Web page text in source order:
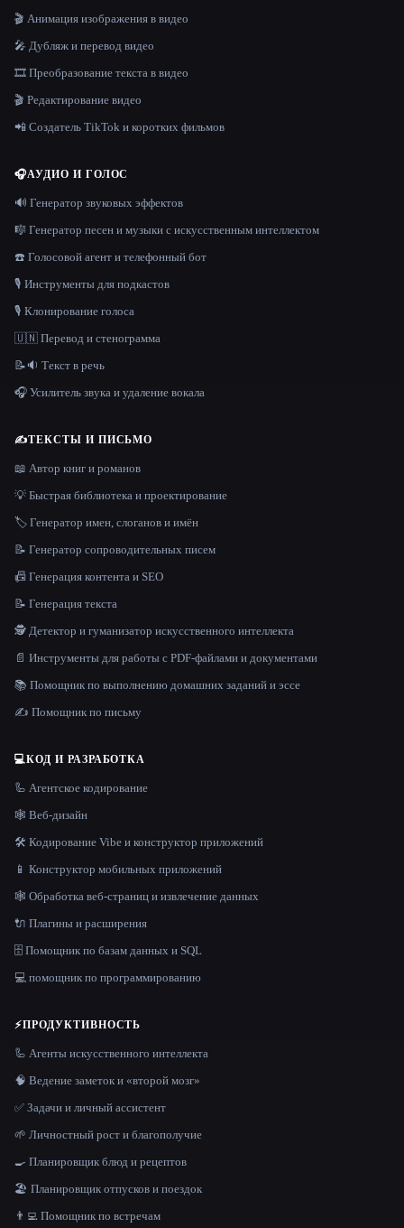
🎬 Анимация изображения в видео
🎤 Дубляж и перевод видео
🎞️ Преобразование текста в видео
🎬 Редактирование видео
📲 Создатель TikTok и коротких фильмов
🎧АУДИО И ГОЛОС
🔊 Генератор звуковых эффектов
🎼 Генератор песен и музыки с искусственным интеллектом
☎️ Голосовой агент и телефонный бот
🎙️ Инструменты для подкастов
🎙️ Клонирование голоса
🇺🇳 Перевод и стенограмма
📝🔉 Текст в речь
🎧 Усилитель звука и удаление вокала
✍️ТЕКСТЫ И ПИСЬМО
📖 Автор книг и романов
💡 Быстрая библиотека и проектирование
🏷️ Генератор имен, слоганов и имён
📝 Генератор сопроводительных писем
📠 Генерация контента и SEO
📝 Генерация текста
🕵️ Детектор и гуманизатор искусственного интеллекта
📄 Инструменты для работы с PDF-файлами и документами
📚 Помощник по выполнению домашних заданий и эссе
✍️ Помощник по письму
💻КОД И РАЗРАБОТКА
🦾 Агентское кодирование
🕸 Веб-дизайн
🛠️ Кодирование Vibe и конструктор приложений
📱 Конструктор мобильных приложений
🕸️ Обработка веб-страниц и извлечение данных
🔌 Плагины и расширения
🗄️ Помощник по базам данных и SQL
💻 помощник по программированию
⚡ПРОДУКТИВНОСТЬ
🦾 Агенты искусственного интеллекта
🧠 Ведение заметок и «второй мозг»
✅ Задачи и личный ассистент
🌱 Личностный рост и благополучие
🍳 Планировщик блюд и рецептов
🏖 Планировщик отпусков и поездок
👨‍💻 Помощник по встречам